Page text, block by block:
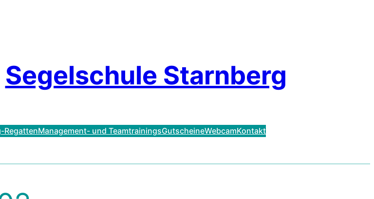
Segelschule Starnberg
RegattenManagement- und TeamtrainingsGutscheineWebcamKontakt